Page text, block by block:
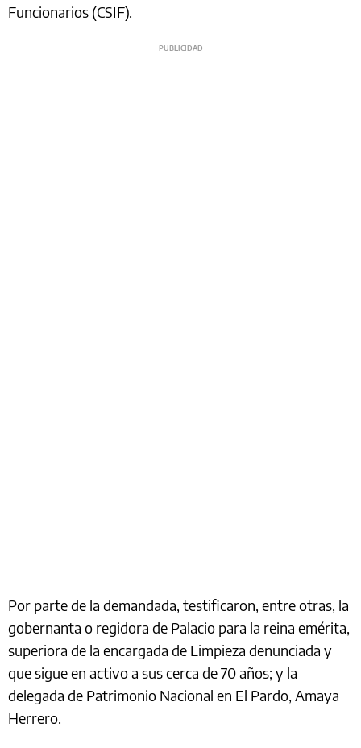
Funcionarios (CSIF).
Por parte de la demandada, testificaron, entre otras, la
gobernanta o regidora de Palacio para la reina emérita,
superiora de la encargada de Limpieza denunciada y
que sigue en activo a sus cerca de 70 años; y la
delegada de Patrimonio Nacional en El Pardo, Amaya
Herrero.